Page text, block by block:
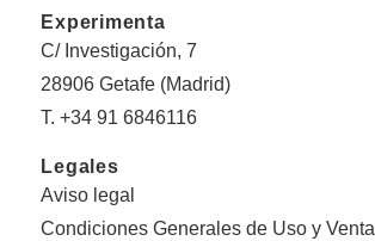
Experimenta
C/ Investigación, 7
28906 Getafe (Madrid)
T. +34 91 6846116
Legales
Aviso legal
Condiciones Generales de Uso y Venta